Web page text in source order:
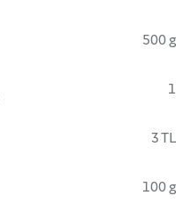
500 g
1
3 TL
100 g